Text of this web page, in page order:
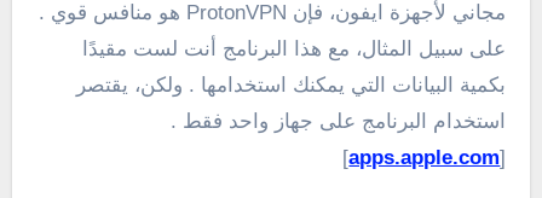
مجاني لأجهزة ايفون، فإن ProtonVPN هو منافس قوي .
على سبيل المثال، مع هذا البرنامج أنت لست مقيدًا
بكمية البيانات التي يمكنك استخدامها . ولكن، يقتصر
استخدام البرنامج على جهاز واحد فقط .
[
apps.apple.com
]